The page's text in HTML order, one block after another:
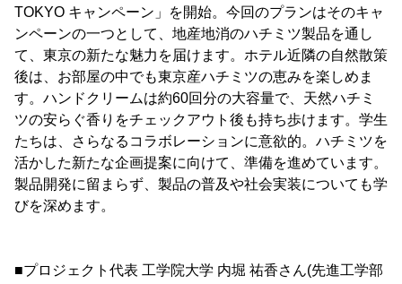
TOKYO キャンペーン」を開始。今回のプランはそのキャ
ンペーンの一つとして、地産地消のハチミツ製品を通し
て、東京の新たな魅力を届けます。ホテル近隣の自然散策
後は、お部屋の中でも東京産ハチミツの恵みを楽しめま
す。ハンドクリームは約60回分の大容量で、天然ハチミ
ツの安らぐ香りをチェックアウト後も持ち歩けます。学生
たちは、さらなるコラボレーションに意欲的。ハチミツを
活かした新たな企画提案に向けて、準備を進めています。
製品開発に留まらず、製品の普及や社会実装についても学
びを深めます。
■プロジェクト代表 工学院大学 内堀 祐香さん(先進工学部